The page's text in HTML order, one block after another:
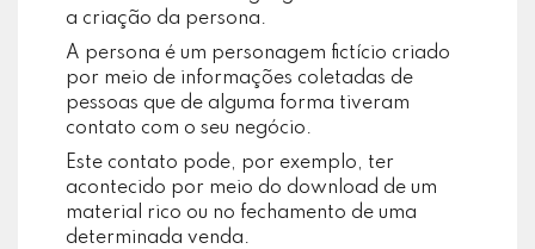
a criação da persona.
A persona é um personagem fictício criado
por meio de informações coletadas de
pessoas que de alguma forma tiveram
contato com o seu negócio.
Este contato pode, por exemplo, ter
acontecido por meio do download de um
material rico ou no fechamento de uma
determinada venda.